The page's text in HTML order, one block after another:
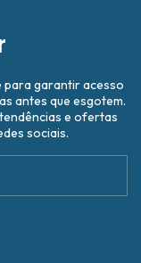
para garantir acesso
antes que esgotem.
e ofertas
sociais.